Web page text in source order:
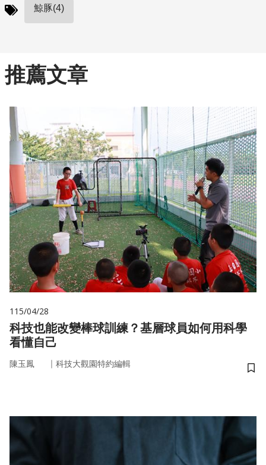
鯨豚(4)
推薦文章
115/04/28
科技也能改變棒球訓練？基層球員如何用科學
看懂自己
陳玉鳳 ｜ 科技大觀園特約編輯
儲